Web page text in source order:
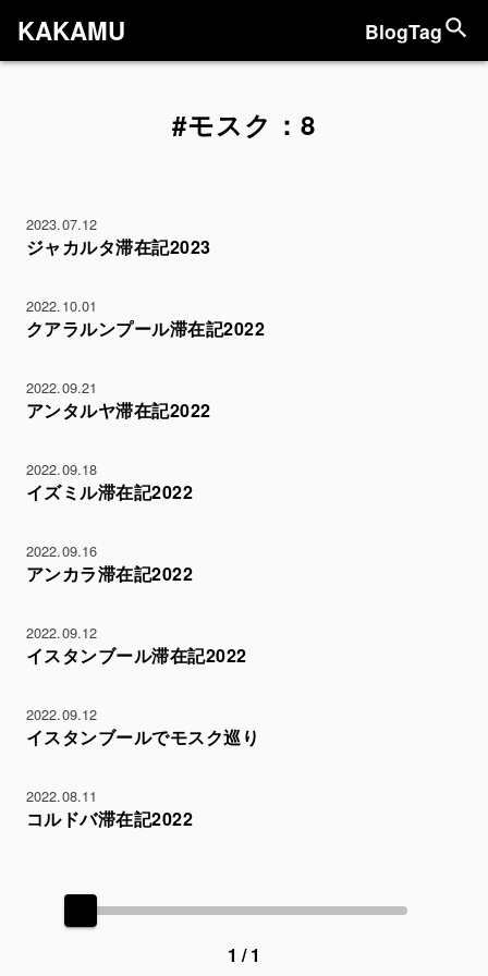
KAKAMU BlogTag
#モスク：8
2023.07.12
ジャカルタ滞在記2023
2022.10.01
クアラルンプール滞在記2022
2022.09.21
アンタルヤ滞在記2022
2022.09.18
イズミル滞在記2022
2022.09.16
アンカラ滞在記2022
2022.09.12
イスタンブール滞在記2022
2022.09.12
イスタンブールでモスク巡り
2022.08.11
コルドバ滞在記2022
1 / 1